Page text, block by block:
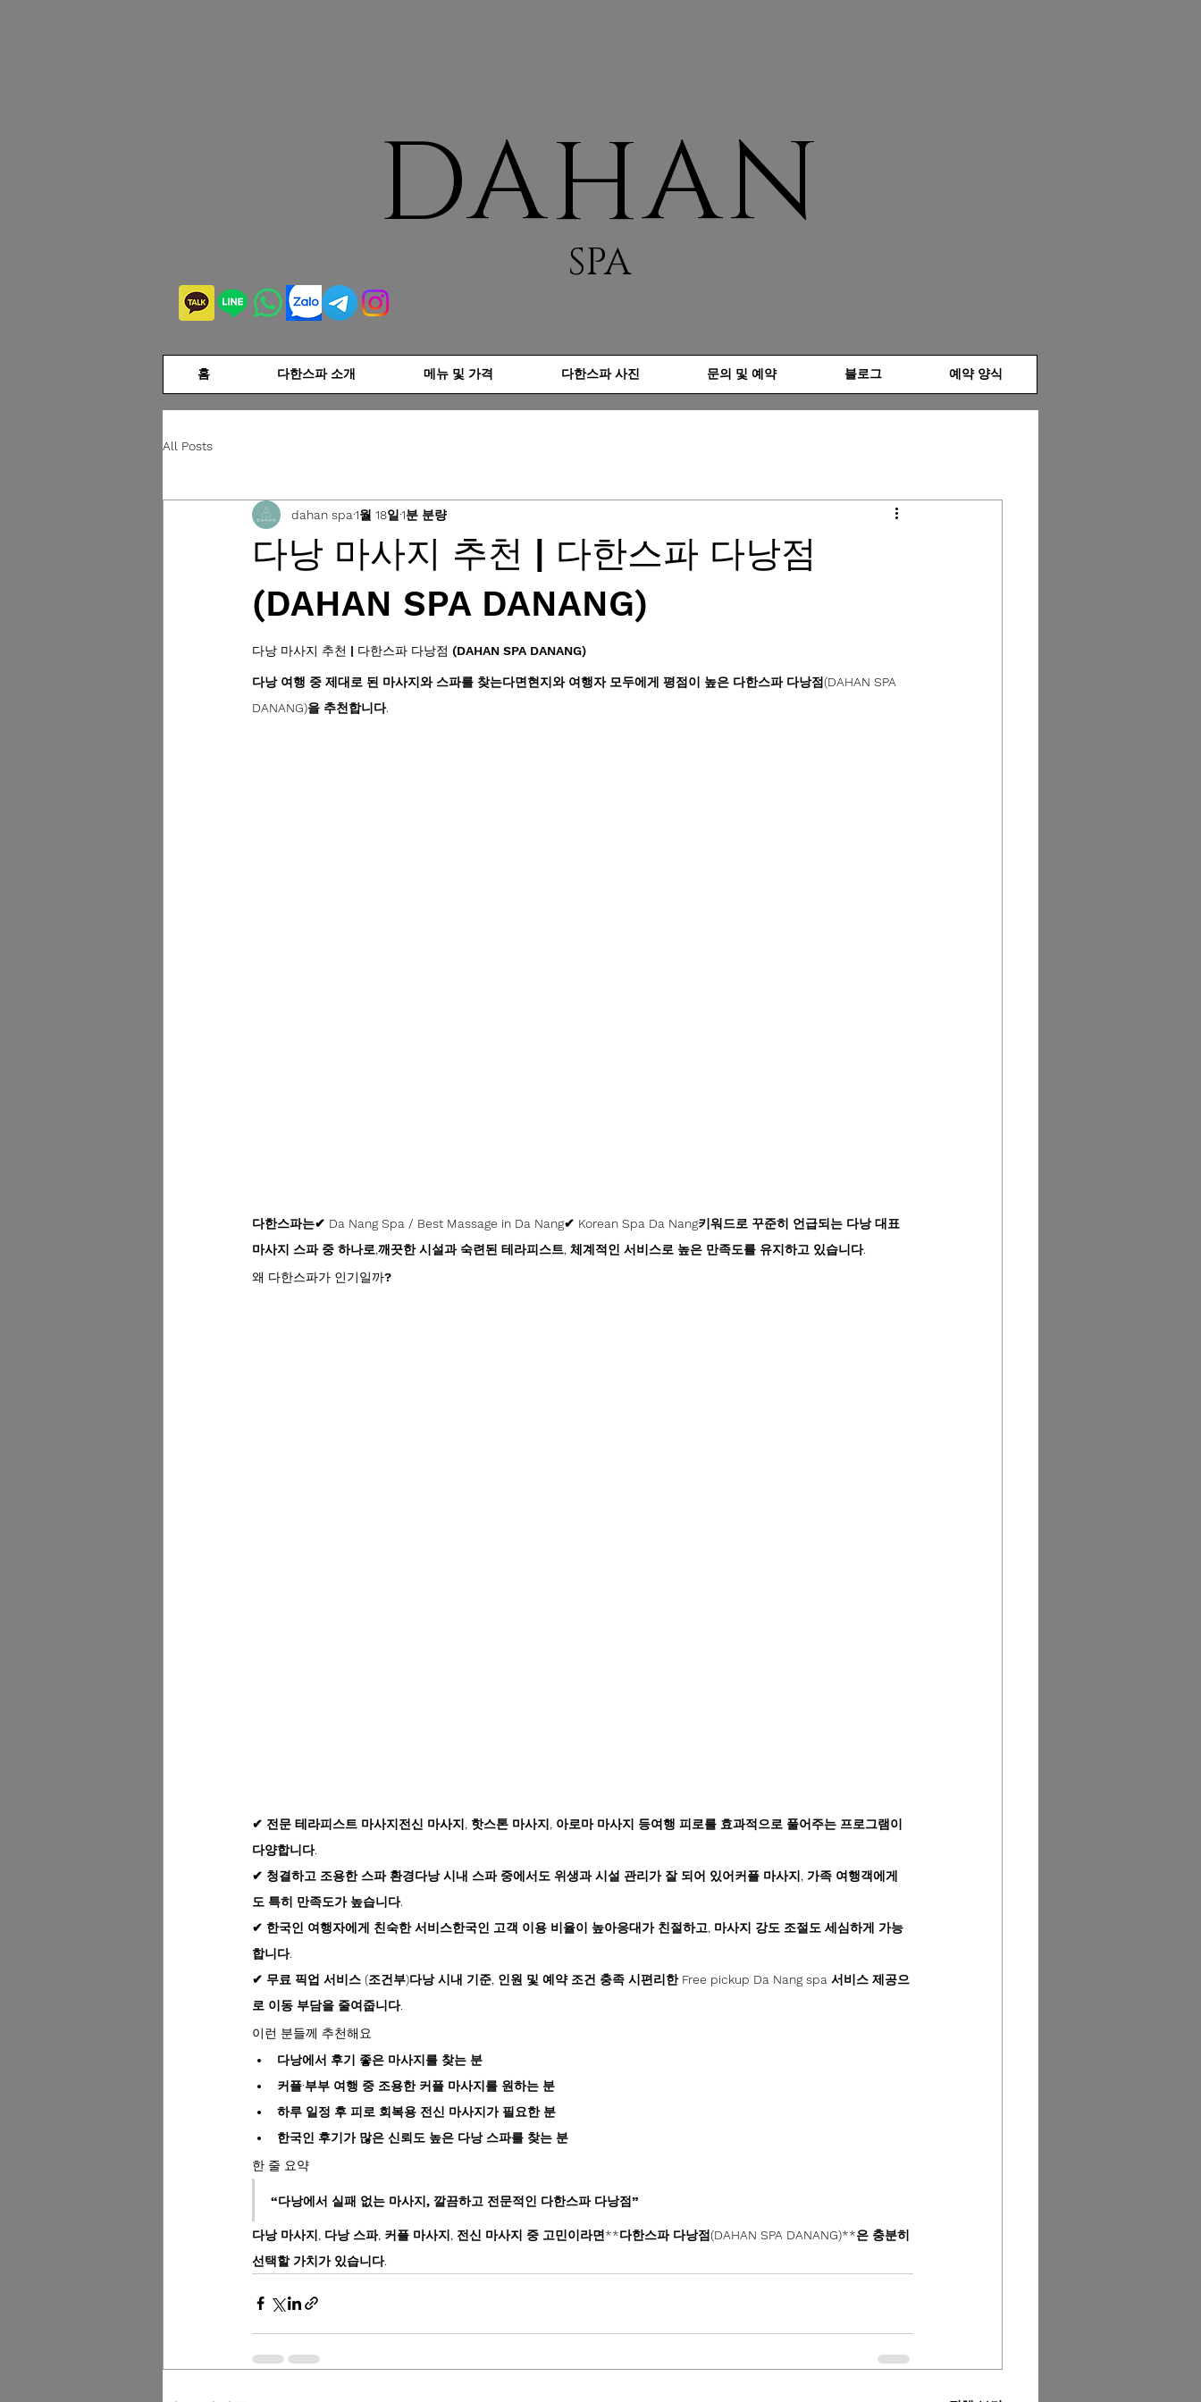
DAHAN
SPA
홈 다한스파 소개 메뉴 및 가격 다한스파 사진 문의 및 예약 블로그 예약 양식
All Posts
다낭 마사지 추천 | 다한스파 다낭점
(DAHAN SPA DANANG)
dahan spa1월 18일1분 분량
다낭 마사지 추천 | 다한스파 다낭점 (DAHAN SPA DANANG)
다낭 여행 중 제대로 된 마사지와 스파를 찾는다면현지와 여행자 모두에게 평점이 높은 다한스파 다낭점(DAHAN SPA
DANANG)을 추천합니다.
다한스파는✔ Da Nang Spa / Best Massage in Da Nang✔ Korean Spa Da Nang키워드로 꾸준히 언급되는 다낭 대표
마사지 스파 중 하나로,깨끗한 시설과 숙련된 테라피스트, 체계적인 서비스로 높은 만족도를 유지하고 있습니다.
왜 다한스파가 인기일까?
✔ 전문 테라피스트 마사지전신 마사지, 핫스톤 마사지, 아로마 마사지 등여행 피로를 효과적으로 풀어주는 프로그램이
다양합니다.
✔ 청결하고 조용한 스파 환경다낭 시내 스파 중에서도 위생과 시설 관리가 잘 되어 있어커플 마사지, 가족 여행객에게
도 특히 만족도가 높습니다.
✔ 한국인 여행자에게 친숙한 서비스한국인 고객 이용 비율이 높아응대가 친절하고, 마사지 강도 조절도 세심하게 가능
합니다.
✔ 무료 픽업 서비스 (조건부)다낭 시내 기준, 인원 및 예약 조건 충족 시편리한 Free pickup Da Nang spa 서비스 제공으
로 이동 부담을 줄여줍니다.
이런 분들께 추천해요
다낭에서 후기 좋은 마사지를 찾는 분
커플·부부 여행 중 조용한 커플 마사지를 원하는 분
하루 일정 후 피로 회복용 전신 마사지가 필요한 분
한국인 후기가 많은 신뢰도 높은 다낭 스파를 찾는 분
한 줄 요약
“다낭에서 실패 없는 마사지, 깔끔하고 전문적인 다한스파 다낭점”
다낭 마사지, 다낭 스파, 커플 마사지, 전신 마사지 중 고민이라면**다한스파 다낭점(DAHAN SPA DANANG)**은 충분히
선택할 가치가 있습니다.